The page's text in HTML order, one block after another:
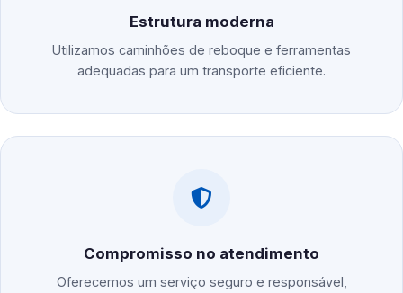
Estrutura moderna
Utilizamos caminhões de reboque e ferramentas
adequadas para um transporte eficiente.
Compromisso no atendimento
Oferecemos um serviço seguro e responsável,